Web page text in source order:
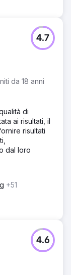
da 18 anni
4.7
di
ai risultati, il
risultati
dal loro
+51
4.6